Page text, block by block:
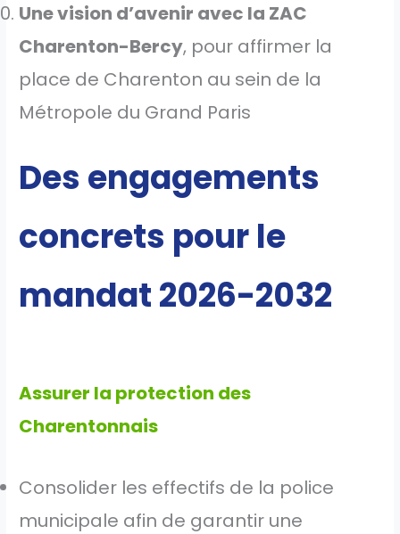
Une vision d’avenir avec la ZAC
Charenton-Bercy, pour affirmer la
place de Charenton au sein de la
Métropole du Grand Paris
Des engagements
concrets pour le
mandat 2026-2032
Assurer la protection des
Charentonnais
Consolider les effectifs de la police
municipale afin de garantir une